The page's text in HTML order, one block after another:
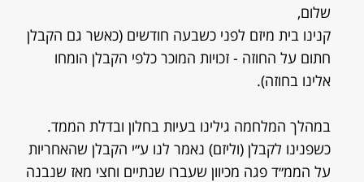
שלום,
קנינו בית מיזם לפני כשבעה חודשים (כאשר גם הקבלן
חתום על החוזה - זכויות המוכר כלפי הקבלן הומחו
אלינו בחוזה).
במהלך המלחמה גילינו בעיות בחלון ובדלת הממד.
כשפנינו לקבלן (וליזם) נאמר לנו ע״י הקבלן שהאחריות
על הממ״ד פגה מכיוון שעברו שנתיים וחצי מאז שנבנה